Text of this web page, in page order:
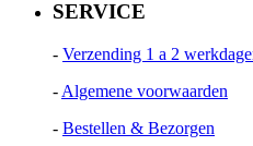
SERVICE
- Verzending 1 a 2
- Algemene voorwaarden
- Bestellen & Bezorgen